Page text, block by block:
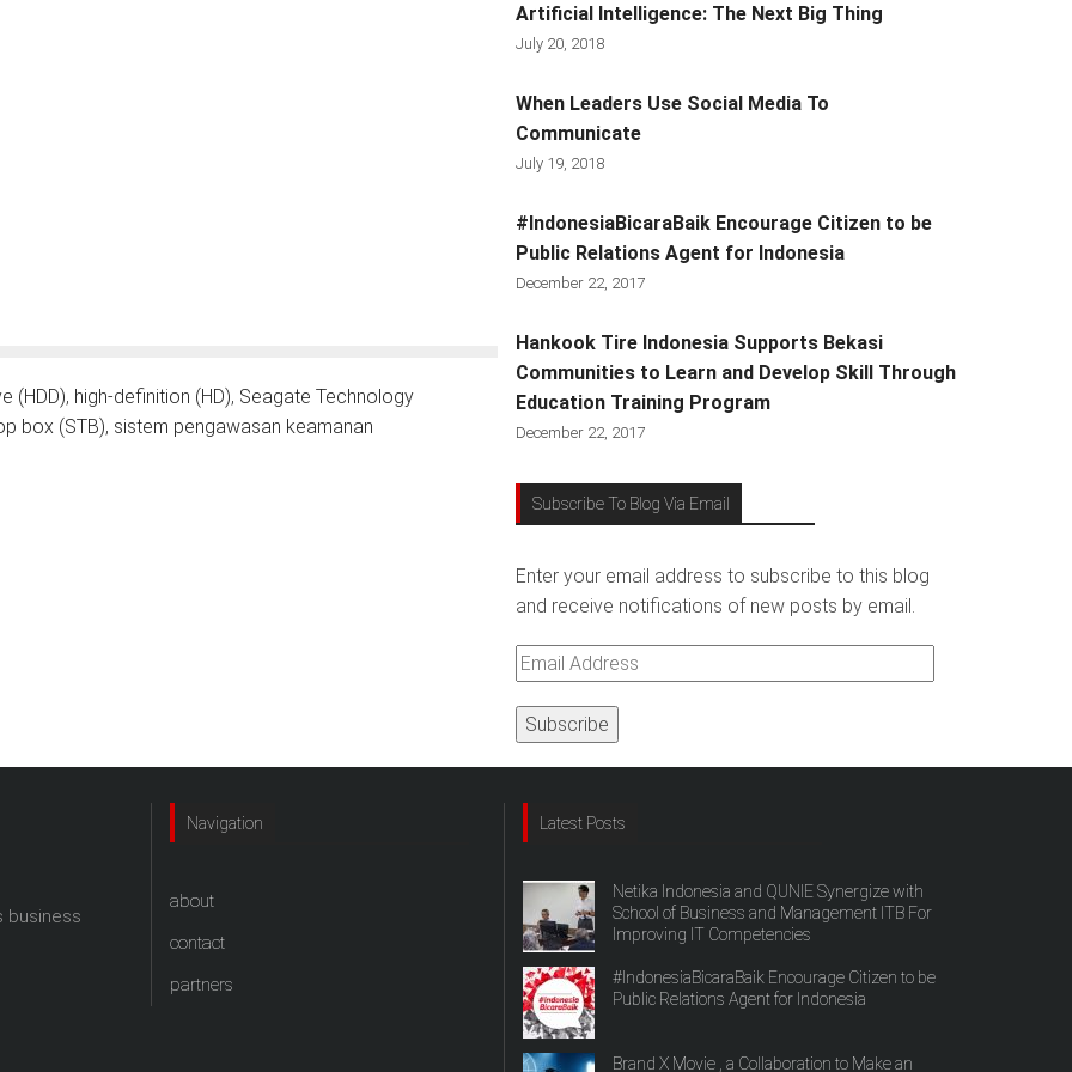
(HDD), high-definition (HD), Seagate Technology
box (STB), sistem pengawasan keamanan
Artificial Intelligence: The Next Big Thing
July 20, 2018
When Leaders Use Social Media To
Communicate
July 19, 2018
#IndonesiaBicaraBaik Encourage Citizen to be
Public Relations Agent for Indonesia
December 22, 2017
Hankook Tire Indonesia Supports Bekasi
Communities to Learn and Develop Skill Through
Education Training Program
December 22, 2017
Subscribe To Blog Via Email
Enter your email address to subscribe to this blog
and receive notifications of new posts by email.
Email
Address
business
Navigation
about
contact
partners
Latest Posts
Netika Indonesia and QUNIE Synergize with
School of Business and Management ITB For
Improving IT Competencies
#IndonesiaBicaraBaik Encourage Citizen to be
Public Relations Agent for Indonesia
Brand X Movie , a Collaboration to Make an